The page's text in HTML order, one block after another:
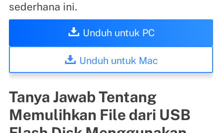
sederhana ini.
Unduh untuk PC
Unduh untuk Mac
Tanya Jawab Tentang
Memulihkan File dari USB